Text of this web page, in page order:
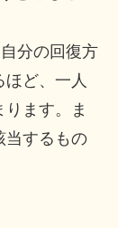
分の回復方
ど、一人
ます。ま
当するもの